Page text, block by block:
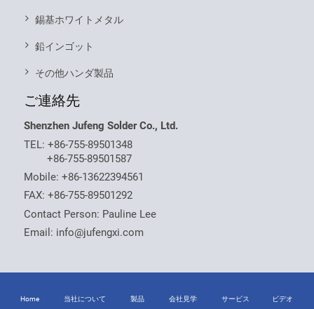
錫基ホワイトメタル
鉛インゴット
その他ハンダ製品
ご連絡先
Shenzhen Jufeng Solder Co., Ltd.
TEL:+86-755-89501348
+86-755-89501587
Mobile:+86-13622394561
FAX: +86-755-89501292
Contact Person: Pauline Lee
Email: info@jufengxi.com
Home 当社について 製品 会社見学 サービス ビデオ